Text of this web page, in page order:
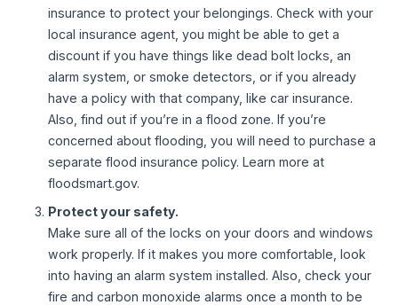
insurance to protect your belongings. Check with your
local insurance agent, you might be able to get a
discount if you have things like dead bolt locks, an
alarm system, or smoke detectors, or if you already
have a policy with that company, like car insurance.
Also, find out if you’re in a flood zone. If you’re
concerned about flooding, you will need to purchase a
separate flood insurance policy. Learn more at
floodsmart.gov.
Protect your safety.
Make sure all of the locks on your doors and windows
work properly. If it makes you more comfortable, look
into having an alarm system installed. Also, check your
fire and carbon monoxide alarms once a month to be